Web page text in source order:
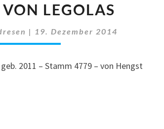
VONLEGOLAS
| 19. Dezember 2014
2011 – Stamm 4779 – von Hengst